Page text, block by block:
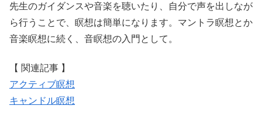
先生のガイダンスや音楽を聴いたり、自分で声を出しなが
ら行うことで、瞑想は簡単になります。マントラ瞑想とか
音楽瞑想に続く、音瞑想の入門として。
【 関連記事 】
アクティブ瞑想
キャンドル瞑想